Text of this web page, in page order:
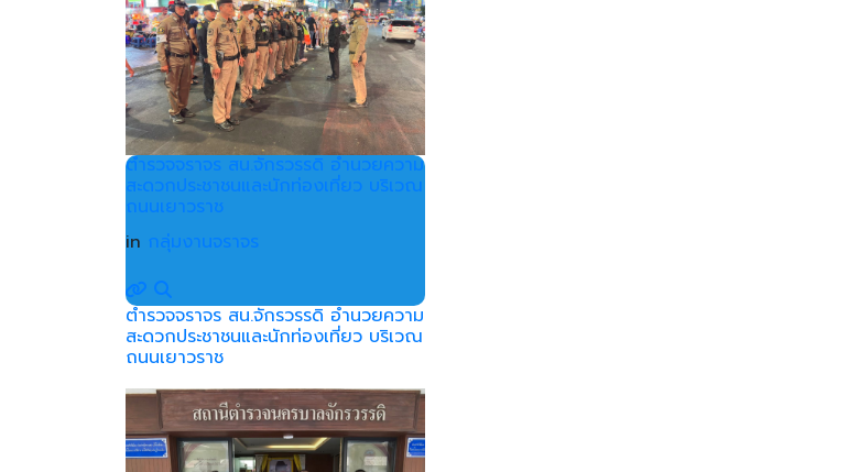
ตำรวจจราจร สน.จักรวรรดิ อำนวยความ
สะดวกประชาชนและนักท่องเที่ยว บริเวณ
ถนนเยาวราช
in กลุ่มงานจราจร
ตำรวจจราจร สน.จักรวรรดิ อำนวยความ
สะดวกประชาชนและนักท่องเที่ยว บริเวณ
ถนนเยาวราช